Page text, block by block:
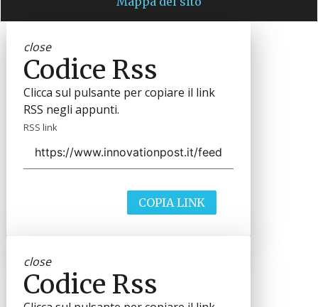
close
Codice Rss
Clicca sul pulsante per copiare il link
RSS negli appunti.
RSS link
COPIA LINK
close
Codice Rss